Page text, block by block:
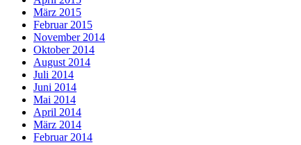
März 2015
Februar 2015
November 2014
Oktober 2014
August 2014
Juli 2014
Juni 2014
Mai 2014
April 2014
März 2014
Februar 2014